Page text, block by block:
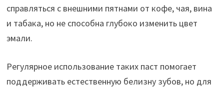
справляться с внешними пятнами от кофе, чая, вина
и табака, но не способна глубоко изменить цвет
эмали.
Регулярное использование таких паст помогает
поддерживать естественную белизну зубов, но для